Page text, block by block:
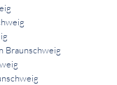
Braunschweig